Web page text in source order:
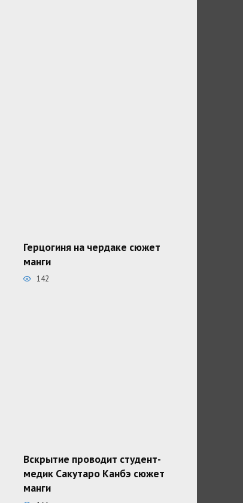
Герцогиня на чердаке сюжет
манги
142
Вскрытие проводит студент-
медик Сакутаро Канбэ сюжет
манги